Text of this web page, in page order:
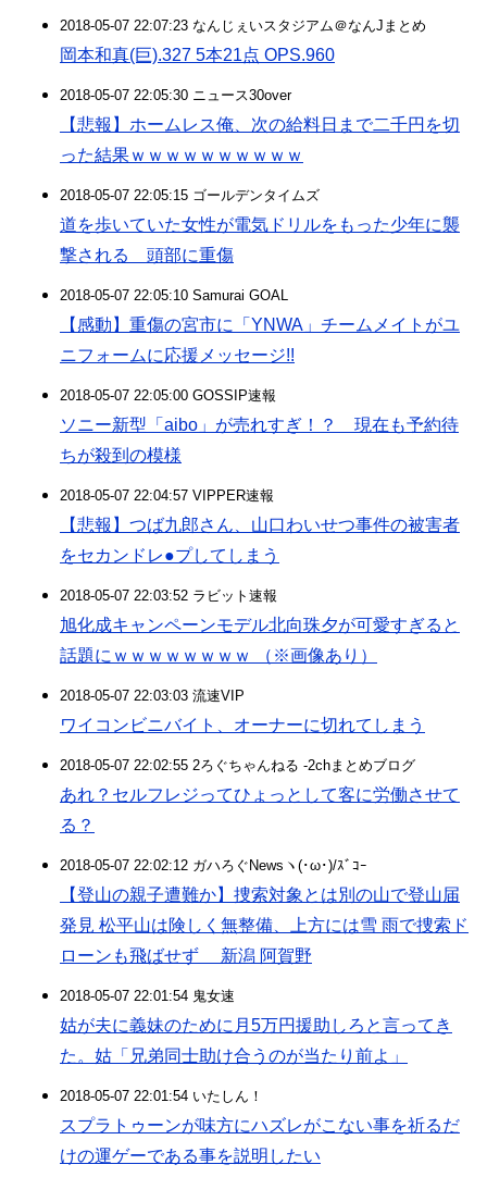
2018-05-07 22:07:23 なんじぇいスタジアム＠なんJまとめ
岡本和真(巨).327 5本21点 OPS.960
2018-05-07 22:05:30 ニュース30over
【悲報】ホームレス俺、次の給料日まで二千円を切
った結果ｗｗｗｗｗｗｗｗｗｗ
2018-05-07 22:05:15 ゴールデンタイムズ
道を歩いていた女性が電気ドリルをもった少年に襲
撃される 頭部に重傷
2018-05-07 22:05:10 Samurai GOAL
【感動】重傷の宮市に「YNWA」チームメイトがユ
ニフォームに応援メッセージ!!
2018-05-07 22:05:00 GOSSIP速報
ソニー新型「aibo」が売れすぎ！？ 現在も予約待
ちが殺到の模様
2018-05-07 22:04:57 VIPPER速報
【悲報】つば九郎さん、山口わいせつ事件の被害者
をセカンドレ●プしてしまう
2018-05-07 22:03:52 ラビット速報
旭化成キャンペーンモデル北向珠夕が可愛すぎると
話題にｗｗｗｗｗｗｗｗ （※画像あり）
2018-05-07 22:03:03 流速VIP
ワイコンビニバイト、オーナーに切れてしまう
2018-05-07 22:02:55 2ろぐちゃんねる -2chまとめブログ
あれ？セルフレジってひょっとして客に労働させて
る？
2018-05-07 22:02:12 ガハろぐNewsヽ(･ω･)/ｽﾞｺｰ
【登山の親子遭難か】捜索対象とは別の山で登山届
発見 松平山は険しく無整備、上方には雪 雨で捜索ド
ローンも飛ばせず 新潟 阿賀野
2018-05-07 22:01:54 鬼女速
姑が夫に義妹のために月5万円援助しろと言ってき
た。姑「兄弟同士助け合うのが当たり前よ」
2018-05-07 22:01:54 いたしん！
スプラトゥーンが味方にハズレがこない事を祈るだ
けの運ゲーである事を説明したい